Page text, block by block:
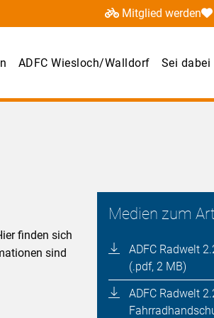
Mitglied werden
ADFC Wiesloch/Walldorf Sei dabei
Medien zum
ADFC Radwelt
(.pdf, 2 MB)
ADFC Radwelt
finden sich
sind